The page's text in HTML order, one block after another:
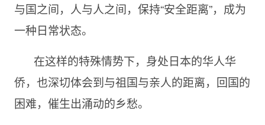
与国之间，人与人之间，保持“安全距离”，成为
一种日常状态。
在这样的特殊情势下，身处日本的华人华
侨，也深切体会到与祖国与亲人的距离，回国的
困难，催生出涌动的乡愁。